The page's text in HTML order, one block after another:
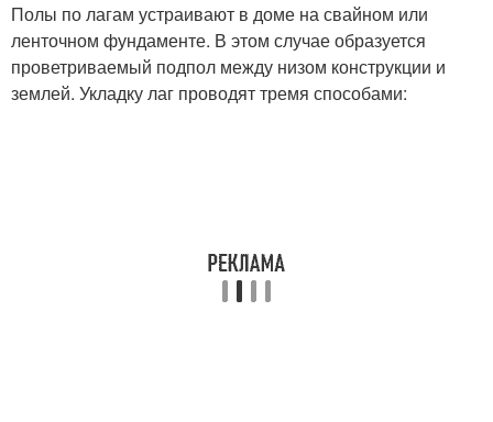
Полы по лагам устраивают в доме на свайном или
ленточном фундаменте. В этом случае образуется
проветриваемый подпол между низом конструкции и
землей. Укладку лаг проводят тремя способами: